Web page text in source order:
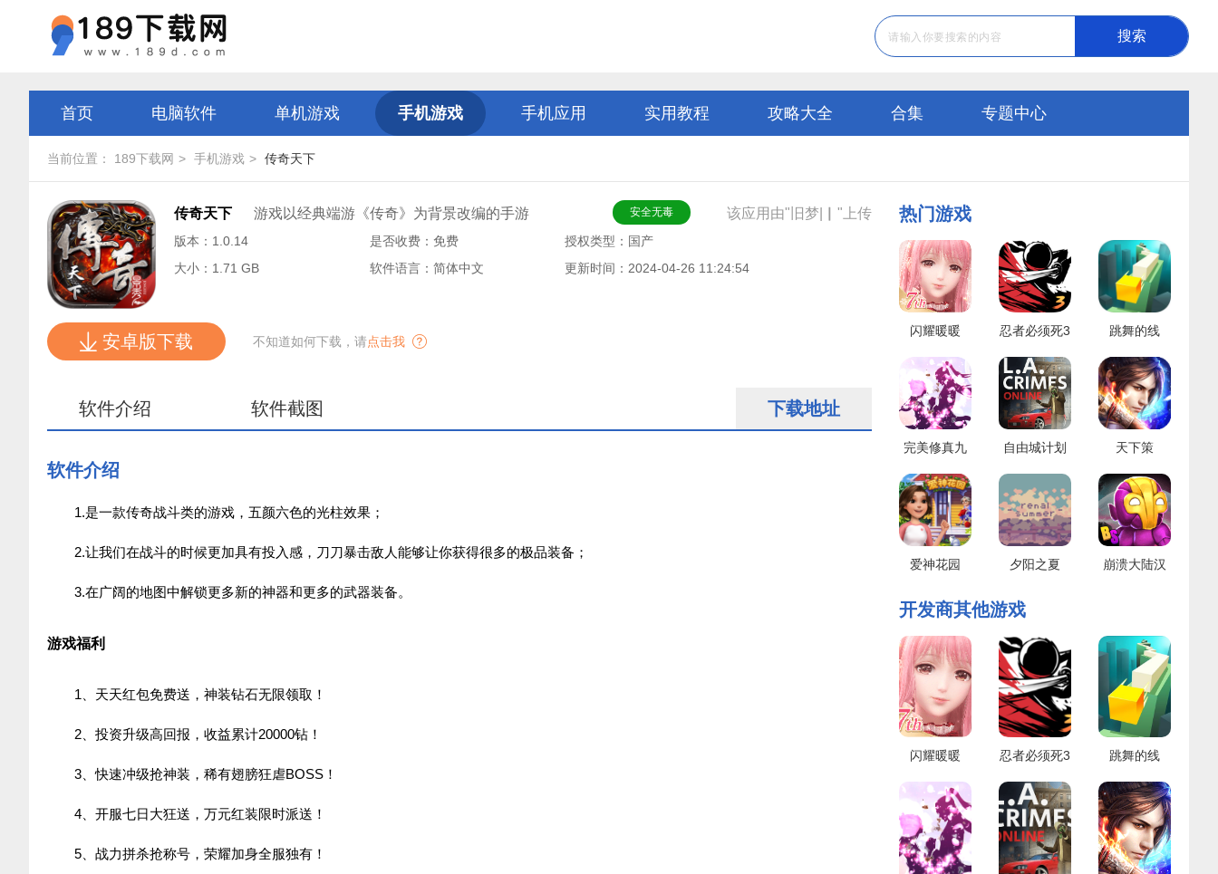
搜索
首页 电脑软件 单机游戏 手机游戏 手机应用 实用教程 攻略大全 合集 专题中心
当前位置： 189下载网 手机游戏 传奇天下
传奇天下 游戏以经典端游《传奇》为背景改编的手游 该应用由"旧梦|▏"上传
安全无毒
版本：1.0.14 是否收费：免费
授权类型：国产
大小：1.71 GB
软件语言：简体中文 更新时间：2024-04-26 11:24:54
安卓版下载 不知道如何下载，请点击我
软件介绍 软件截图 下载地址
软件介绍
1.是一款传奇战斗类的游戏，五颜六色的光柱效果；
2.让我们在战斗的时候更加具有投入感，刀刀暴击敌人能够让你获得很多的极品装备；
3.在广阔的地图中解锁更多新的神器和更多的武器装备。
游戏福利
1、天天红包免费送，神装钻石无限领取！
2、投资升级高回报，收益累计20000钻！
3、快速冲级抢神装，稀有翅膀狂虐BOSS！
4、开服七日大狂送，万元红装限时派送！
5、战力拼杀抢称号，荣耀加身全服独有！
热门游戏
闪耀暖暖 忍者必须死3 跳舞的线
完美修真九
游版
自由城计划 天下策
爱神花园 夕阳之夏
崩溃大陆汉
开发商其他游戏
闪耀暖暖 忍者必须死3 跳舞的线